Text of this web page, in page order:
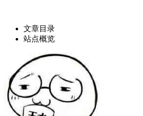
文章目录
站点概览